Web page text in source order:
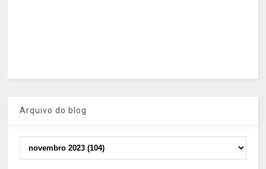
Arquivo do blog